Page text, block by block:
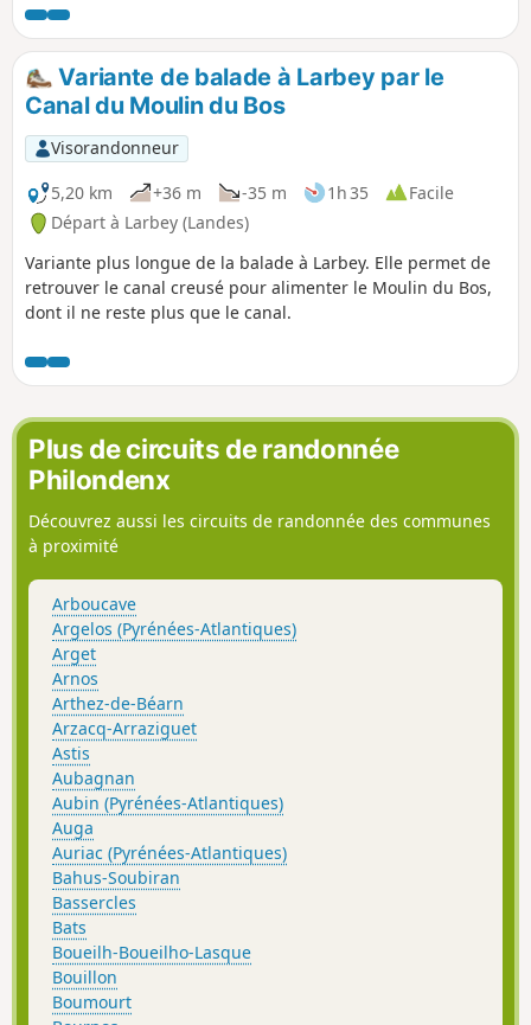
Variante de balade à Larbey par le
Canal du Moulin du Bos
Visorandonneur
5,20 km
+36 m -35 m 1h 35
Facile
Départ à Larbey (Landes)
Variante plus longue de la balade à Larbey. Elle permet de
retrouver le canal creusé pour alimenter le Moulin du Bos,
dont il ne reste plus que le canal.
Plus de circuits de randonnée
Philondenx
Découvrez aussi les circuits de randonnée des communes
à proximité
Arboucave
Argelos (Pyrénées-Atlantiques)
Arget
Arnos
Arthez-de-Béarn
Arzacq-Arraziguet
Astis
Aubagnan
Aubin (Pyrénées-Atlantiques)
Auga
Auriac (Pyrénées-Atlantiques)
Bahus-Soubiran
Bassercles
Bats
Boueilh-Boueilho-Lasque
Bouillon
Boumourt